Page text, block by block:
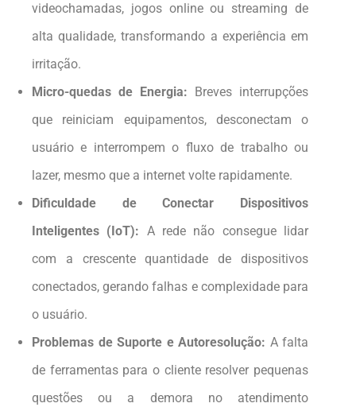
videochamadas, jogos online ou streaming de
alta qualidade, transformando a experiência em
irritação.
Micro-quedas de Energia: Breves interrupções
que reiniciam equipamentos, desconectam o
usuário e interrompem o fluxo de trabalho ou
lazer, mesmo que a internet volte rapidamente.
Dificuldade de Conectar Dispositivos
Inteligentes (IoT): A rede não consegue lidar
com a crescente quantidade de dispositivos
conectados, gerando falhas e complexidade para
o usuário.
Problemas de Suporte e Autoresolução: A falta
de ferramentas para o cliente resolver pequenas
questões ou a demora no atendimento